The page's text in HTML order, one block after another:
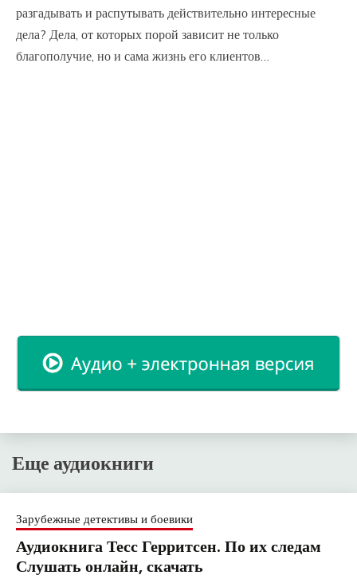
разгадывать и распутывать действительно интересные
дела? Дела, от которых порой зависит не только
благополучие, но и сама жизнь его клиентов…
Еще аудиокниги
Зарубежные детективы и боевики
Аудиокнига Тесс Герритсен. По их следам
Слушать онлайн, скачать